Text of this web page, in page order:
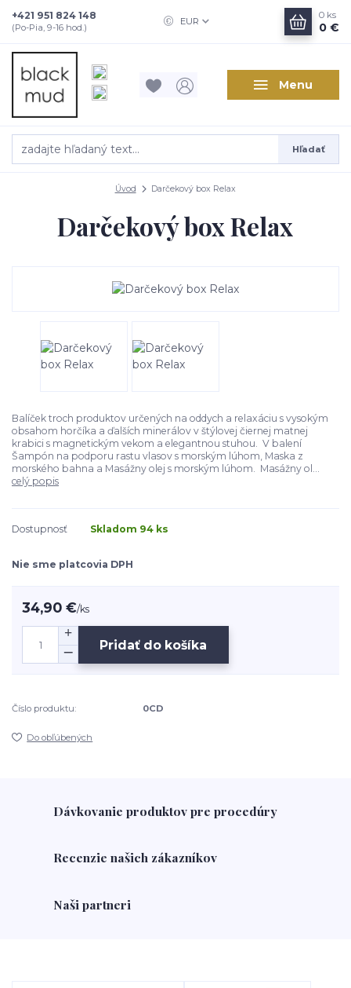
Menu
EUR
Hľadať
+421 951 824 148
(Po-Pia, 9-16 hod.)
0 ks
0 €
Úvod Darčekový box Relax
Darčekový box Relax
Balíček troch produktov určených na oddych a relaxáciu s vysokým
obsahom horčíka a ďalších minerálov v štýlovej čiernej matnej
krabici s magnetickým vekom a elegantnou stuhou. V balení
Šampón na podporu rastu vlasov s morským lúhom, Maska z
morského bahna a Masážny olej s morským lúhom. Masážny ol...
celý popis
Dostupnosť Skladom 94 ks
Nie sme platcovia DPH
34,90 €/ks
Pridať do košíka
Číslo produktu: 0CD
Do obľúbených
Dávkovanie produktov pre procedúry
Recenzie našich zákazníkov
Naši partneri